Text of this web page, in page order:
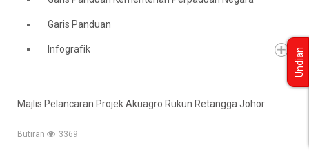
Garis Panduan
Infografik
Majlis Pelancaran Projek Akuagro Rukun Retangga Johor
Butiran 3369
Undian